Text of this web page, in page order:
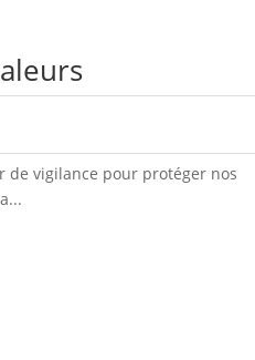
de vigilance pour protéger nos